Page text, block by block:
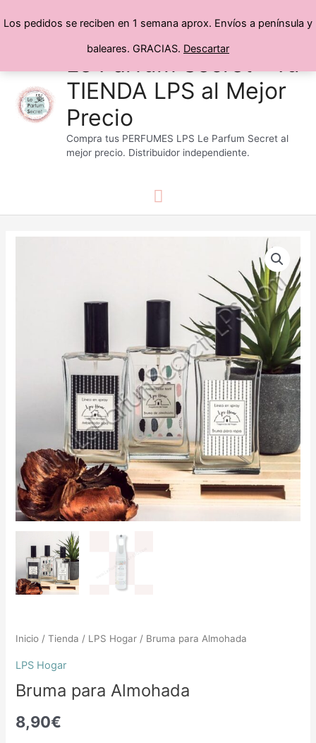
Los pedidos se reciben en 1 semana aprox. Envíos a península y
baleares. GRACIAS. Descartar
contenido
TIENDA LPS al Mejor
Precio
Compra tus PERFUMES LPS Le Parfum Secret al
mejor precio. Distribuidor independiente.
Menú
principal
Inicio /Tienda / LPS Hogar / Bruma para Almohada
LPS Hogar
Bruma para Almohada
8,90€